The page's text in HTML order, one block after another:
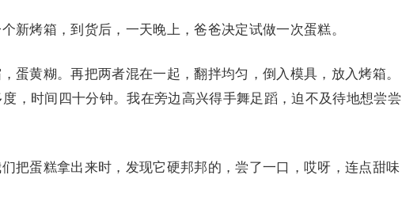
烤箱，到货后，一天晚上，爸爸决定试做一次蛋糕。
黄糊。再把两者混在一起，翻拌均匀，倒入模具，放入烤箱。
，时间四十分钟。我在旁边高兴得手舞足蹈，迫不及待地想尝尝
蛋糕拿出来时，发现它硬邦邦的，尝了一口，哎呀，连点甜味